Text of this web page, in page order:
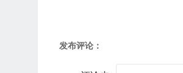
发布评论：